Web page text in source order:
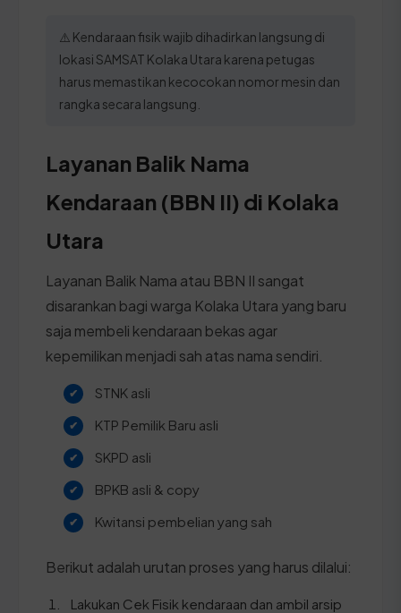
⚠️ Kendaraan fisik wajib dihadirkan langsung di
lokasi SAMSAT Kolaka Utara karena petugas
harus memastikan kecocokan nomor mesin dan
rangka secara langsung.
Layanan Balik Nama
Kendaraan (BBN II) di Kolaka
Utara
Layanan Balik Nama atau BBN II sangat
disarankan bagi warga Kolaka Utara yang baru
saja membeli kendaraan bekas agar
kepemilikan menjadi sah atas nama sendiri.
STNK asli
KTP Pemilik Baru asli
SKPD asli
BPKB asli & copy
Kwitansi pembelian yang sah
Berikut adalah urutan proses yang harus dilalui:
Lakukan Cek Fisik kendaraan dan ambil arsip